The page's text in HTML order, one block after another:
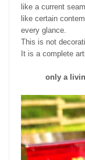
like a current
like certain
every glance.
This is not
It is a complete
only a